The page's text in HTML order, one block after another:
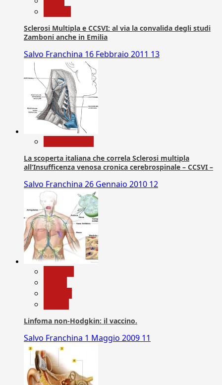
Sclerosi Multipla e CCSVI: al via la convalida degli studi
Zamboni anche in Emilia
Salvo Franchina 16 Febbraio 2011 13
La scoperta italiana che correla Sclerosi multipla
all’Insufficenza venosa cronica cerebrospinale – CCSVI –
Salvo Franchina 26 Gennaio 2010 12
Linfoma non-Hodgkin: il vaccino.
Salvo Franchina 1 Maggio 2009 11